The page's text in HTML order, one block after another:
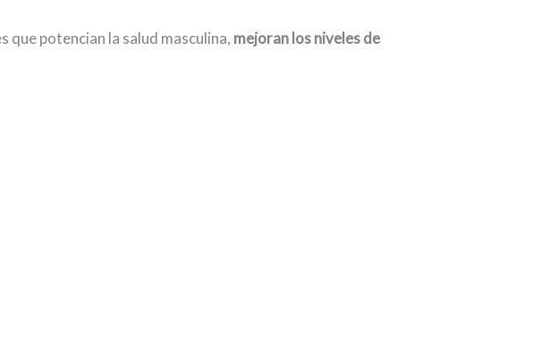
potencian la salud masculina, mejoran los niveles de